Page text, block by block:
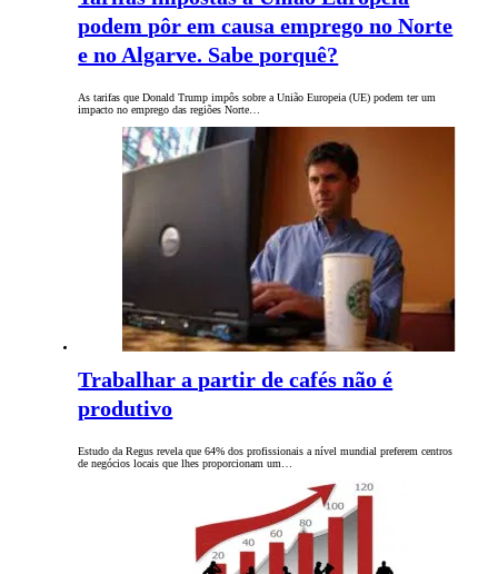
podem pôr em causa emprego no Norte
e no Algarve. Sabe porquê?
As tarifas que Donald Trump impôs sobre a União Europeia (UE) podem ter um
impacto no emprego das regiões Norte…
Trabalhar a partir de cafés não é
produtivo
Estudo da Regus revela que 64% dos profissionais a nível mundial preferem centros
de negócios locais que lhes proporcionam um…